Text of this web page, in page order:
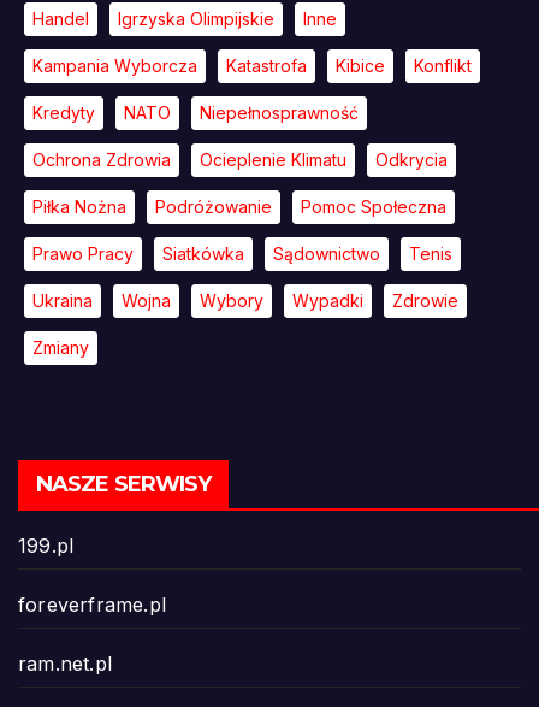
Handel Igrzyska Olimpijskie Inne
Kampania Wyborcza Katastrofa Kibice Konflikt
Kredyty NATO Niepełnosprawność
Ochrona Zdrowia Ocieplenie Klimatu Odkrycia
Piłka Nożna Podróżowanie Pomoc Społeczna
Prawo Pracy Siatkówka Sądownictwo Tenis
Ukraina Wojna Wybory Wypadki Zdrowie
Zmiany
NASZE SERWISY
199.pl
foreverframe.pl
ram.net.pl